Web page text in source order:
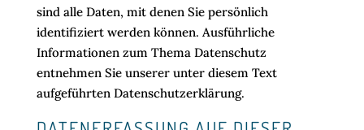
sind alle Daten, mit denen Sie persönlich
identifiziert werden können. Ausführliche
Informationen zum Thema Datenschutz
entnehmen Sie unserer unter diesem Text
aufgeführten Datenschutzerklärung.